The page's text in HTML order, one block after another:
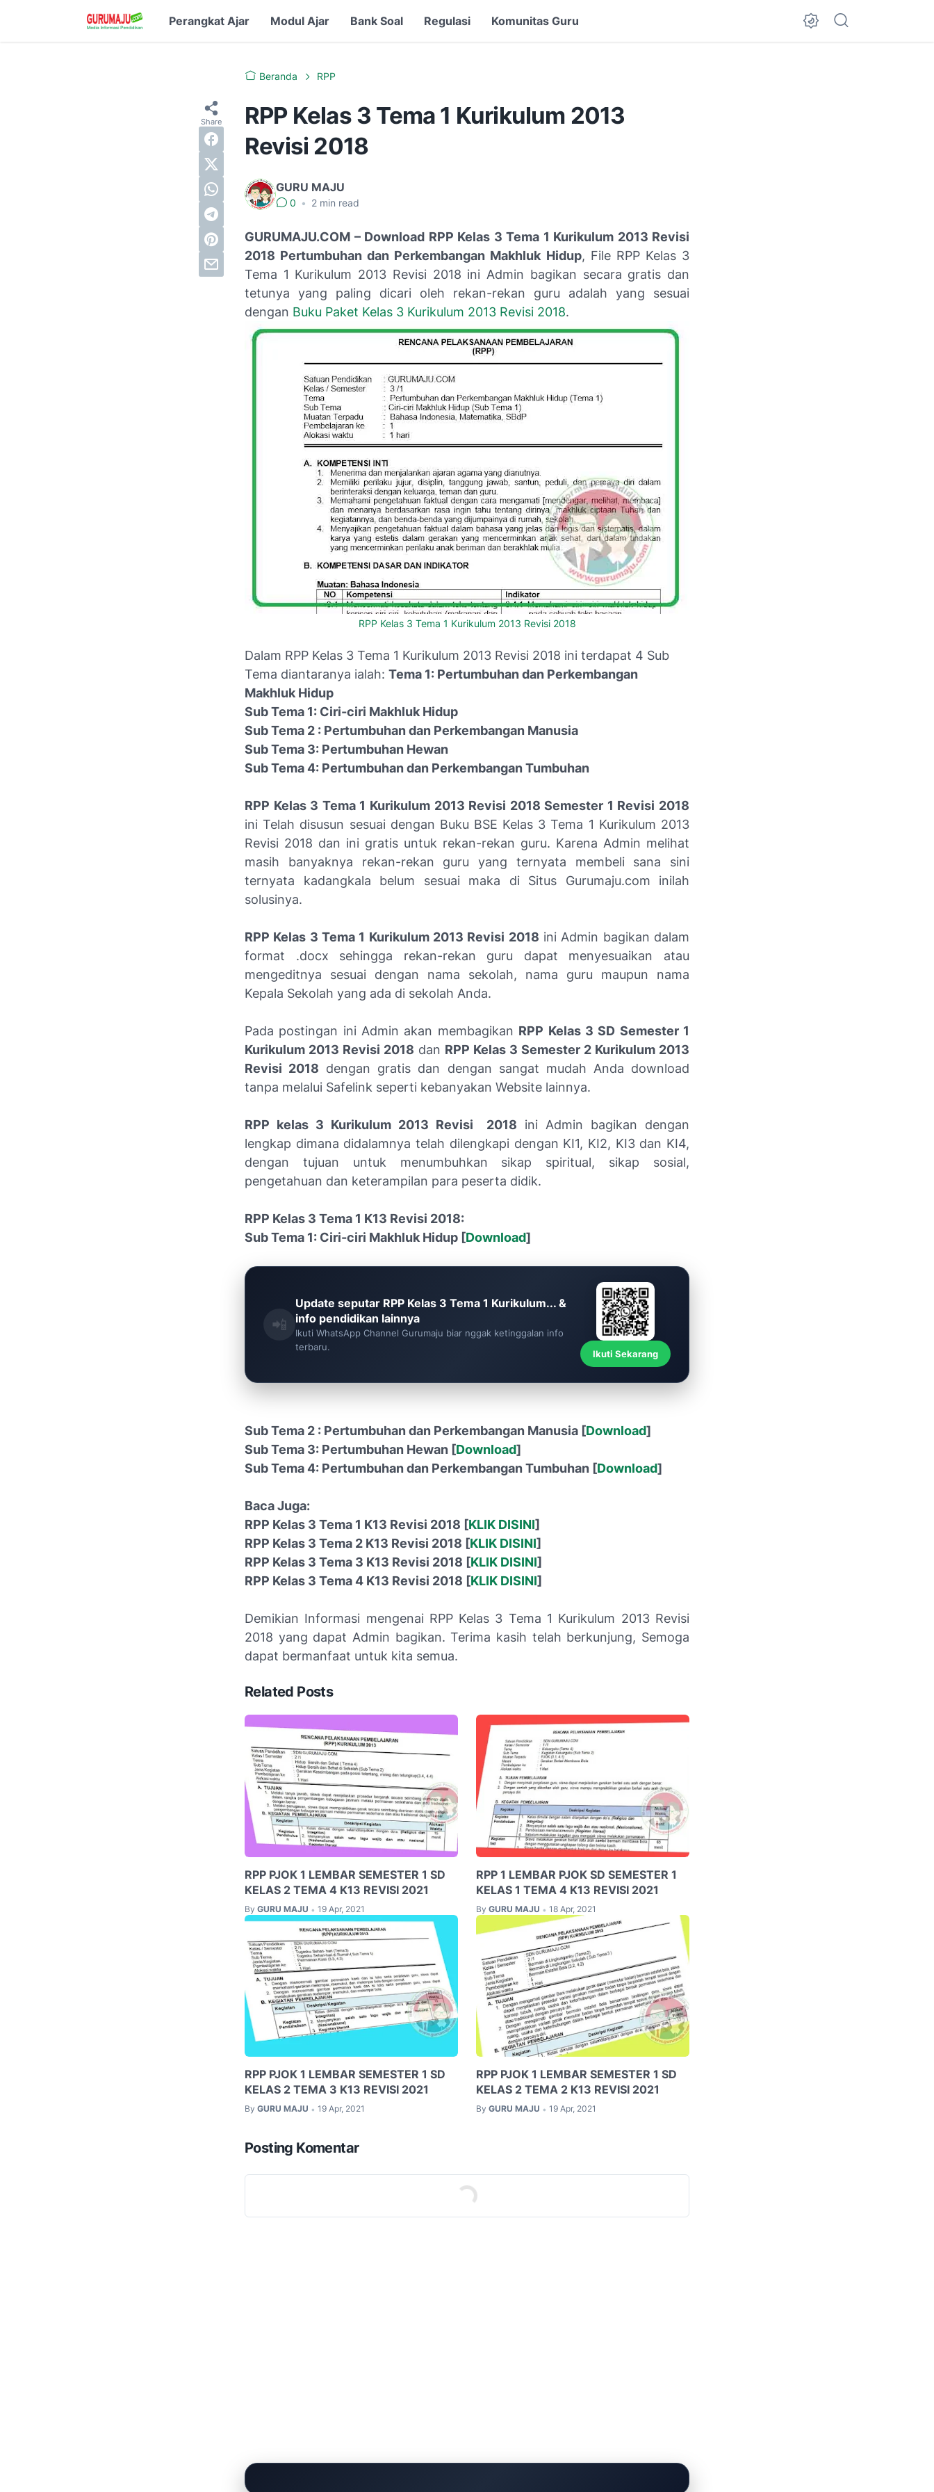
Perangkat Ajar Modul Ajar Bank Soal Regulasi Komunitas Guru
Beranda RPP
RPP Kelas 3 Tema 1 Kurikulum 2013
Revisi 2018
GURU MAJU
0 • 2 min read
GURUMAJU.COM – Download RPP Kelas 3 Tema 1 Kurikulum 2013 Revisi
2018 Pertumbuhan dan Perkembangan Makhluk Hidup, File RPP Kelas 3
Tema 1 Kurikulum 2013 Revisi 2018 ini Admin bagikan secara gratis dan
tetunya yang paling dicari oleh rekan-rekan guru adalah yang sesuai
dengan Buku Paket Kelas 3 Kurikulum 2013 Revisi 2018.
RPP Kelas 3 Tema 1 Kurikulum 2013 Revisi 2018
Dalam RPP Kelas 3 Tema 1 Kurikulum 2013 Revisi 2018 ini terdapat 4 Sub
Tema diantaranya ialah: Tema 1: Pertumbuhan dan Perkembangan
Makhluk Hidup
Sub Tema 1: Ciri-ciri Makhluk Hidup
Sub Tema 2 : Pertumbuhan dan Perkembangan Manusia
Sub Tema 3: Pertumbuhan Hewan
Sub Tema 4: Pertumbuhan dan Perkembangan Tumbuhan
RPP Kelas 3 Tema 1 Kurikulum 2013 Revisi 2018 Semester 1 Revisi 2018
ini Telah disusun sesuai dengan Buku BSE Kelas 3 Tema 1 Kurikulum 2013
Revisi 2018 dan ini gratis untuk rekan-rekan guru. Karena Admin melihat
masih banyaknya rekan-rekan guru yang ternyata membeli sana sini
ternyata kadangkala belum sesuai maka di Situs Gurumaju.com inilah
solusinya.
RPP Kelas 3 Tema 1 Kurikulum 2013 Revisi 2018 ini Admin bagikan dalam
format .docx sehingga rekan-rekan guru dapat menyesuaikan atau
mengeditnya sesuai dengan nama sekolah, nama guru maupun nama
Kepala Sekolah yang ada di sekolah Anda.
Pada postingan ini Admin akan membagikan RPP Kelas 3 SD Semester 1
Kurikulum 2013 Revisi 2018 dan RPP Kelas 3 Semester 2 Kurikulum 2013
Revisi 2018 dengan gratis dan dengan sangat mudah Anda download
tanpa melalui Safelink seperti kebanyakan Website lainnya.
RPP kelas 3 Kurikulum 2013 Revisi 2018 ini Admin bagikan dengan
lengkap dimana didalamnya telah dilengkapi dengan KI1, KI2, KI3 dan KI4,
dengan tujuan untuk menumbuhkan sikap spiritual, sikap sosial,
pengetahuan dan keterampilan para peserta didik.
RPP Kelas 3 Tema 1 K13 Revisi 2018:
Sub Tema 1: Ciri-ciri Makhluk Hidup [Download]
📲
Update seputar RPP Kelas 3 Tema 1 Kurikulum... &
info pendidikan lainnya
Ikuti WhatsApp Channel Gurumaju biar nggak ketinggalan info
terbaru.
Ikuti Sekarang
Sub Tema 2 : Pertumbuhan dan Perkembangan Manusia [Download]
Sub Tema 3: Pertumbuhan Hewan [Download]
Sub Tema 4: Pertumbuhan dan Perkembangan Tumbuhan [Download]
Baca Juga:
RPP Kelas 3 Tema 1 K13 Revisi 2018 [KLIK DISINI]
RPP Kelas 3 Tema 2 K13 Revisi 2018 [KLIK DISINI]
RPP Kelas 3 Tema 3 K13 Revisi 2018 [KLIK DISINI]
RPP Kelas 3 Tema 4 K13 Revisi 2018 [KLIK DISINI]
Demikian Informasi mengenai RPP Kelas 3 Tema 1 Kurikulum 2013 Revisi
2018 yang dapat Admin bagikan. Terima kasih telah berkunjung, Semoga
dapat bermanfaat untuk kita semua.
Related Posts
RPP PJOK 1 LEMBAR SEMESTER 1 SD
KELAS 2 TEMA 4 K13 REVISI 2021
By GURU MAJU • 19 Apr, 2021
RPP 1 LEMBAR PJOK SD SEMESTER 1
KELAS 1 TEMA 4 K13 REVISI 2021
By GURU MAJU • 18 Apr, 2021
RPP PJOK 1 LEMBAR SEMESTER 1 SD
KELAS 2 TEMA 3 K13 REVISI 2021
By GURU MAJU • 19 Apr, 2021
RPP PJOK 1 LEMBAR SEMESTER 1 SD
KELAS 2 TEMA 2 K13 REVISI 2021
By GURU MAJU • 19 Apr, 2021
Posting Komentar